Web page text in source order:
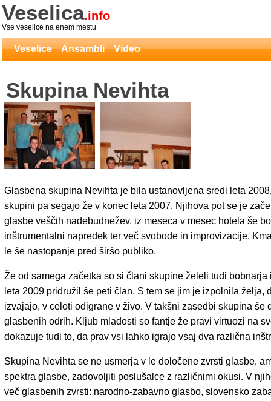
Veselica.info
Vse veselice na enem mestu
Veselice Ansambli Video
Skupina Nevihta
Glasbena skupina Nevihta je bila ustanovljena sredi leta
skupini pa segajo že v konec leta 2007. Njihova pot se je
glasbe veščih nadebudnežev, iz meseca v mesec hotela še
inštrumentalni napredek ter več svobode in improvizacije.
le še nastopanje pred širšo publiko.
Že od samega začetka so si člani skupine želeli tudi bobnarja
leta 2009 pridružil še peti član. S tem se jim je izpolnila želja,
izvajajo, v celoti odigrane v živo. V takšni zasedbi skupina še
glasbenih odrih. Kljub mladosti so fantje že pravi virtuozi na
dokazuje tudi to, da prav vsi lahko igrajo vsaj dva različna
Skupina Nevihta se ne usmerja v le določene zvrsti glasbe,
spektra glasbe, zadovoljiti poslušalce z različnimi okusi. V
več glasbenih zvrsti: narodno-zabavno glasbo, slovensko